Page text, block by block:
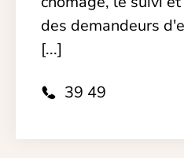
des demandeurs
[...]
39 49